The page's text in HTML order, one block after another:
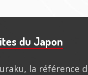
du Japon
la référence